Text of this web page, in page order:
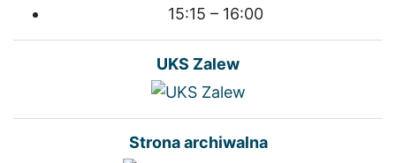
15:15 – 16:00
UKS Zalew
Strona archiwalna